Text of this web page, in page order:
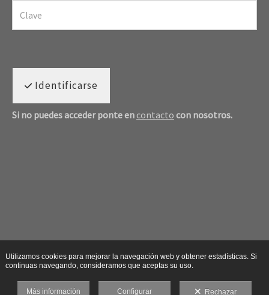
Identificarse
Si no puedes acceder ponte en contacto con nosotros.
Utilizamos cookies para mejorar la navegación web y obtener estadísticas. Si
continuas navegando, consideramos que aceptas su uso.
Más información Configurar Rechazar